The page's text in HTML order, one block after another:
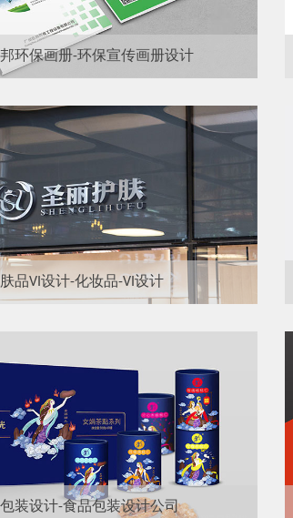
环保画册-环保宣传画册设计
品VI设计-化妆品-VI设计
装设计-食品包装设计公司